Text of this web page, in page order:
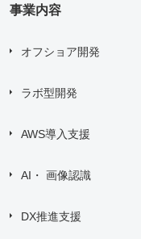
事業内容
オフショア開発
ラボ型開発
AWS導入支援
AI・ 画像認識
DX推進支援